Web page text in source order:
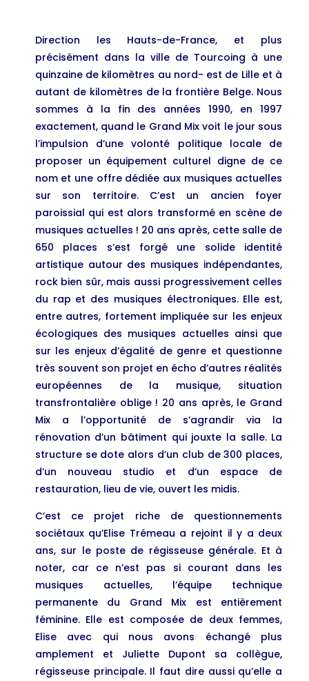
Direction les Hauts-de-France, et plus
précisément dans la ville de Tourcoing à une
quinzaine de kilomètres au nord- est de Lille et à
autant de kilomètres de la frontière Belge. Nous
sommes à la fin des années 1990, en 1997
exactement, quand le Grand Mix voit le jour sous
l’impulsion d’une volonté politique locale de
proposer un équipement culturel digne de ce
nom et une offre dédiée aux musiques actuelles
sur son territoire. C’est un ancien foyer
paroissial qui est alors transformé en scène de
musiques actuelles ! 20 ans après, cette salle de
650 places s’est forgé une solide identité
artistique autour des musiques indépendantes,
rock bien sûr, mais aussi progressivement celles
du rap et des musiques électroniques. Elle est,
entre autres, fortement impliquée sur les enjeux
écologiques des musiques actuelles ainsi que
sur les enjeux d’égalité de genre et questionne
très souvent son projet en écho d’autres réalités
européennes de la musique, situation
transfrontalière oblige ! 20 ans après, le Grand
Mix a l’opportunité de s’agrandir via la
rénovation d’un bâtiment qui jouxte la salle. La
structure se dote alors d’un club de 300 places,
d’un nouveau studio et d’un espace de
restauration, lieu de vie, ouvert les midis.
C’est ce projet riche de questionnements
sociétaux qu’Elise Trémeau a rejoint il y a deux
ans, sur le poste de régisseuse générale. Et à
noter, car ce n’est pas si courant dans les
musiques actuelles, l’équipe technique
permanente du Grand Mix est entièrement
féminine. Elle est composée de deux femmes,
Elise avec qui nous avons échangé plus
amplement et Juliette Dupont sa collègue,
régisseuse principale. Il faut dire aussi qu’elle a